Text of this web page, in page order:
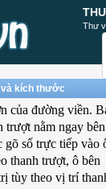
Thư
và kích thước
của đường viền.
trượt nằm ngay bên
gõ số trực tiếp vào
thanh trượt, ô bên
tùy theo vị trí